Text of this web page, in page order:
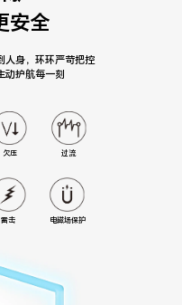
安全
人身，环环严苛把控
动护航每一刻
欠压 过流
雷击 电磁场保护